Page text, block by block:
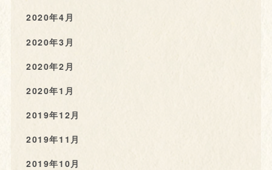
2020年4月
2020年3月
2020年2月
2020年1月
2019年12月
2019年11月
2019年10月